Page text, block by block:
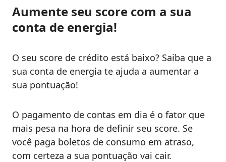
Aumente seu score com a sua
conta de energia!
O seu score de crédito está baixo? Saiba que a
sua conta de energia te ajuda a aumentar a
sua pontuação!
O pagamento de contas em dia é o fator que
mais pesa na hora de definir seu score. Se
você paga boletos de consumo em atraso,
com certeza a sua pontuação vai cair.